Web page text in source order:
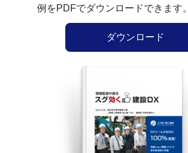
例をPDFでダウンロードできます。
ダウンロード